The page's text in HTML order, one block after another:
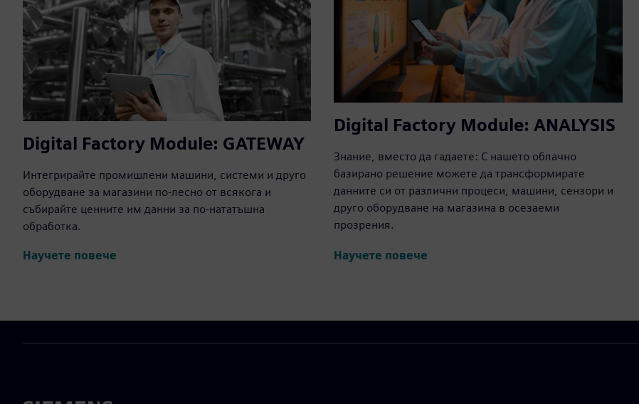
Digital Factory Module: GATEWAY
Интегрирайте промишлени машини, системи и друго
оборудване за магазини по-лесно от всякога и
събирайте ценните им данни за по-нататъшна
обработка.
Научете повече
Digital Factory Module: ANALYSIS
Знание, вместо да гадаете: С нашето облачно
базирано решение можете да трансформирате
данните си от различни процеси, машини, сензори и
друго оборудване на магазина в осезаеми
прозрения.
Научете повече